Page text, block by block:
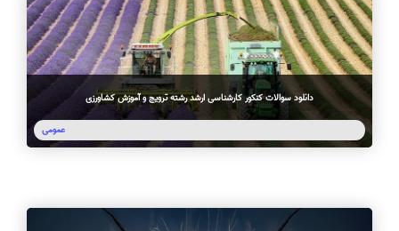
دانلود سوالات کنکور کارشناسی ارشد رشته ترویج و آموزش کشاورزی
عمومی